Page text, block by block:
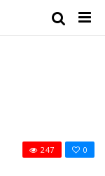
0
247